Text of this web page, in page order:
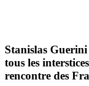
Stanislas
tous les
rencontre des